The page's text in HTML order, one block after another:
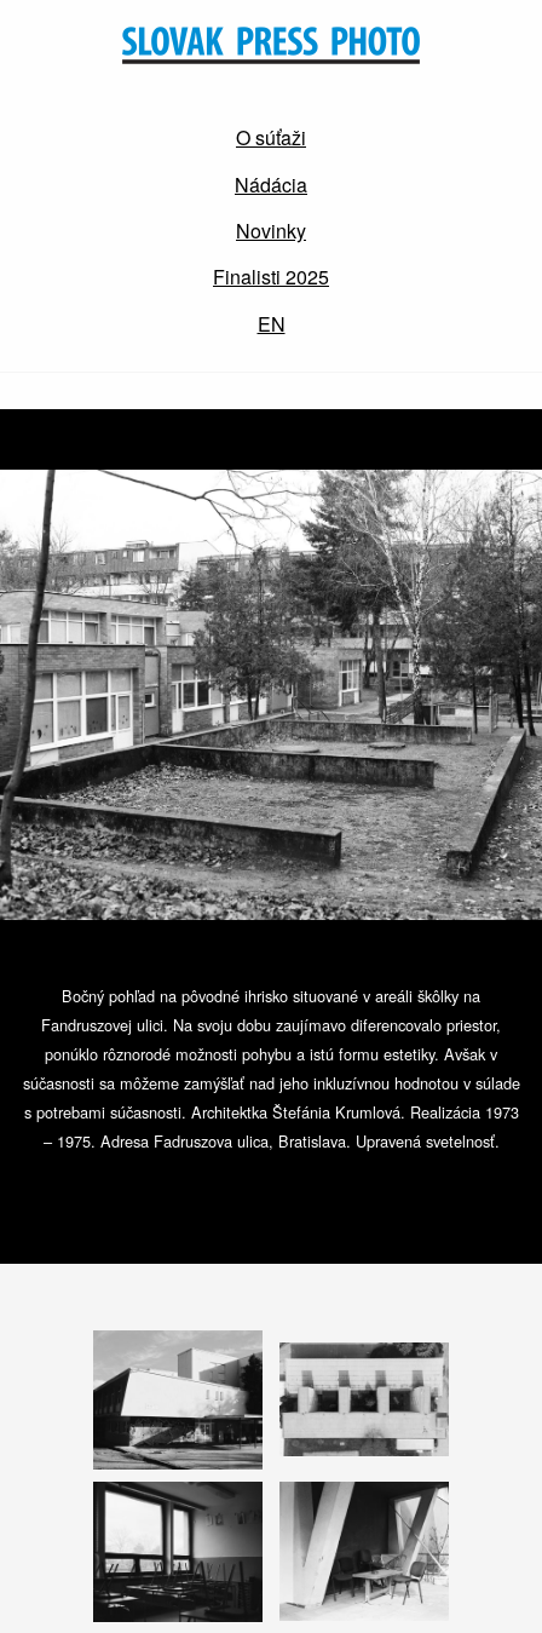
O súťaži
Nádácia
Novinky
Finalisti 2025
EN
Bočný pohľad na pôvodné ihrisko situované v areáli škôlky na
Fandruszovej ulici. Na svoju dobu zaujímavo diferencovalo priestor,
ponúklo rôznorodé možnosti pohybu a istú formu estetiky. Avšak v
súčasnosti sa môžeme zamýšľať nad jeho inkluzívnou hodnotou v súlade
s potrebami súčasnosti. Architektka Štefánia Krumlová. Realizácia 1973
– 1975. Adresa Fadruszova ulica, Bratislava. Upravená svetelnosť.